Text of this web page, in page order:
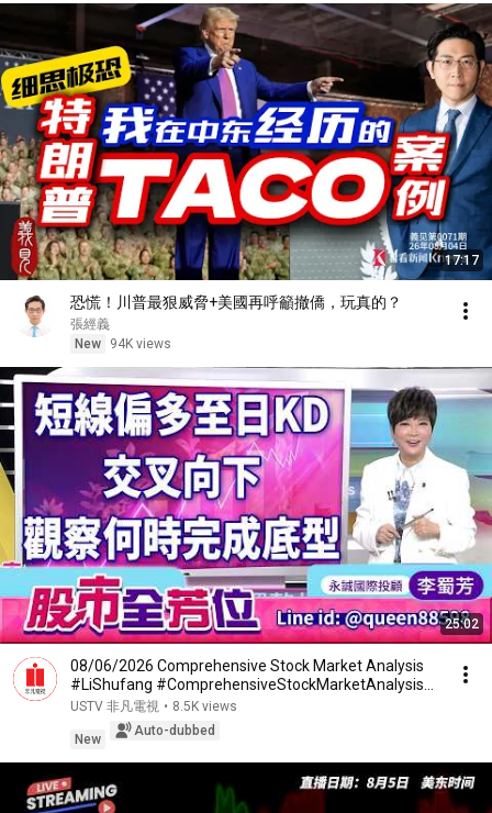
17:17
恐慌！川普最狠威脅+美國再呼籲撤僑，玩真的？
張經義
New
94K views
25:02
08/06/2026 Comprehensive Stock Market Analysis
#LiShufang #ComprehensiveStockMarketAnalysis
#Yong...
USTV 非凡電視 • 8.5K views
New
Auto-dubbed